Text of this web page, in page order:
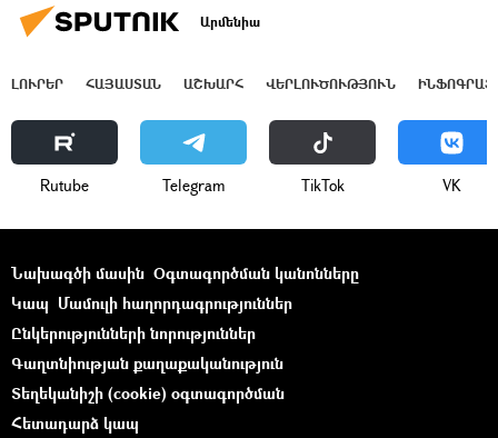
Արմենիա
ԼՈՒՐԵՐ ՀԱՅԱՍՏԱՆ ԱՇԽԱՐՀ ՎԵՐԼՈՒԾՈՒԹՅՈՒՆ
Rutube Telegram ТikТоk VK
Նախագծի մասին Օգտագործման կանոնները
Կապ Մամուլի հաղորդագրություններ
Ընկերությունների նորություններ
Գաղտնիության քաղաքականություն
Տեղեկանիշի (cookie) օգտագործման
Հետադարձ կապ